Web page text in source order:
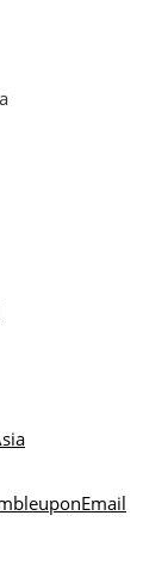
Email